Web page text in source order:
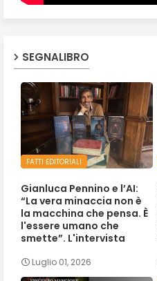
SEGNALIBRO
FATTI EDITORIALI
Gianluca Pennino e l’AI:
“La vera minaccia non è
la macchina che pensa. È
l'essere umano che
smette”. L'intervista
Luglio 01, 2026